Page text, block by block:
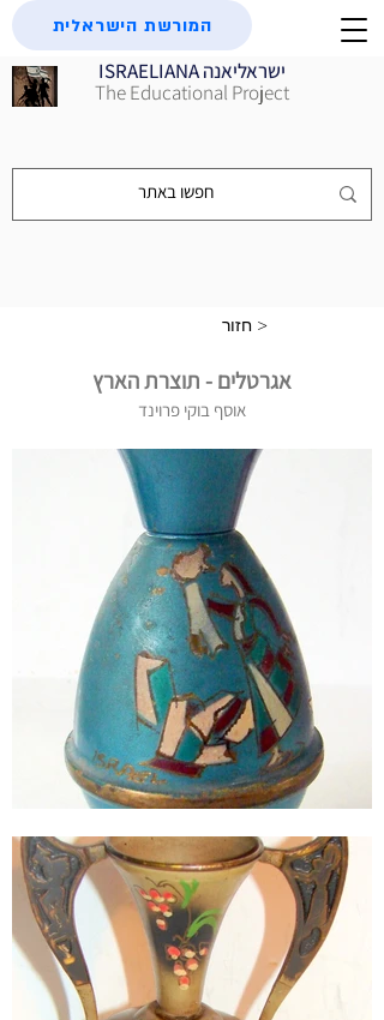
ISRAELIANA ישראליאנה
The Educational Project
המורשת הישראלית
חזור >
אגרטלים - תוצרת הארץ
אוסף בוקי פרוינד